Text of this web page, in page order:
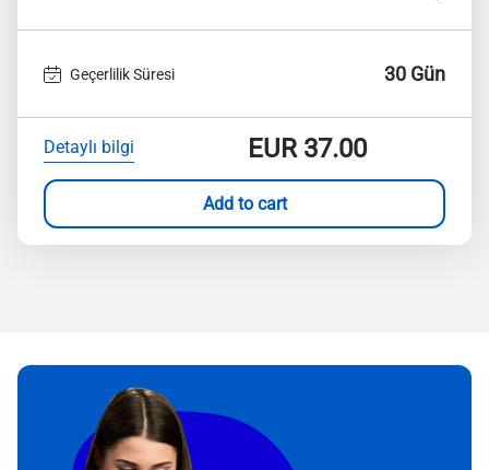
Geçerlilik Süresi 30 Gün
Detaylı bilgi EUR37.00
Add to cart